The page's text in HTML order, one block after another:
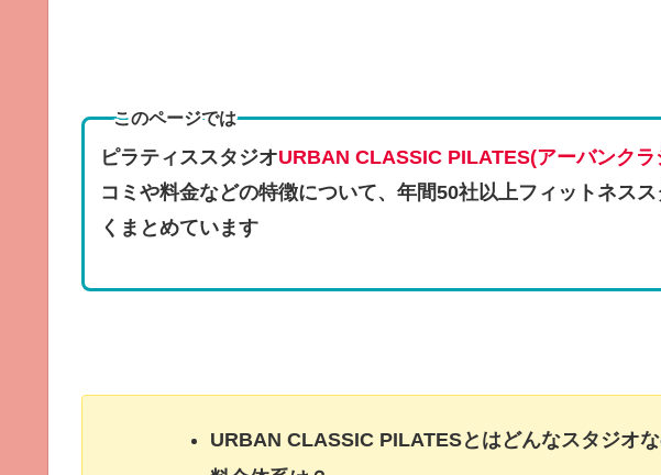
このページでは
ピラティススタジオURBAN CLASSIC PILATES(アーバンク
コミや料金などの特徴について、年間50社以上フィットネス
くまとめています
URBAN CLASSIC PILATESとはどんなスタジオ